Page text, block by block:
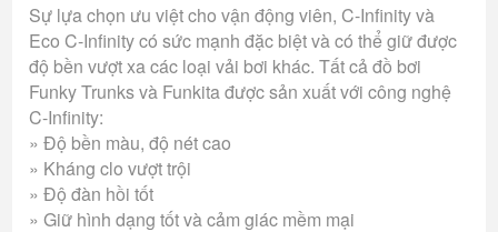
Sự lựa chọn ưu việt cho vận động viên, C-Infinity và
Eco C-Infinity có sức mạnh đặc biệt và có thể giữ được
độ bền vượt xa các loại vải bơi khác. Tất cả đồ bơi
Funky Trunks và Funkita được sản xuất với công nghệ
C-Infinity:
» Độ bền màu, độ nét cao
» Kháng clo vượt trội
» Độ đàn hồi tốt
» Giữ hình dạng tốt và cảm giác mềm mại